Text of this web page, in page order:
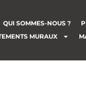
QUI SOMMES-NOUS ?
MURAUX